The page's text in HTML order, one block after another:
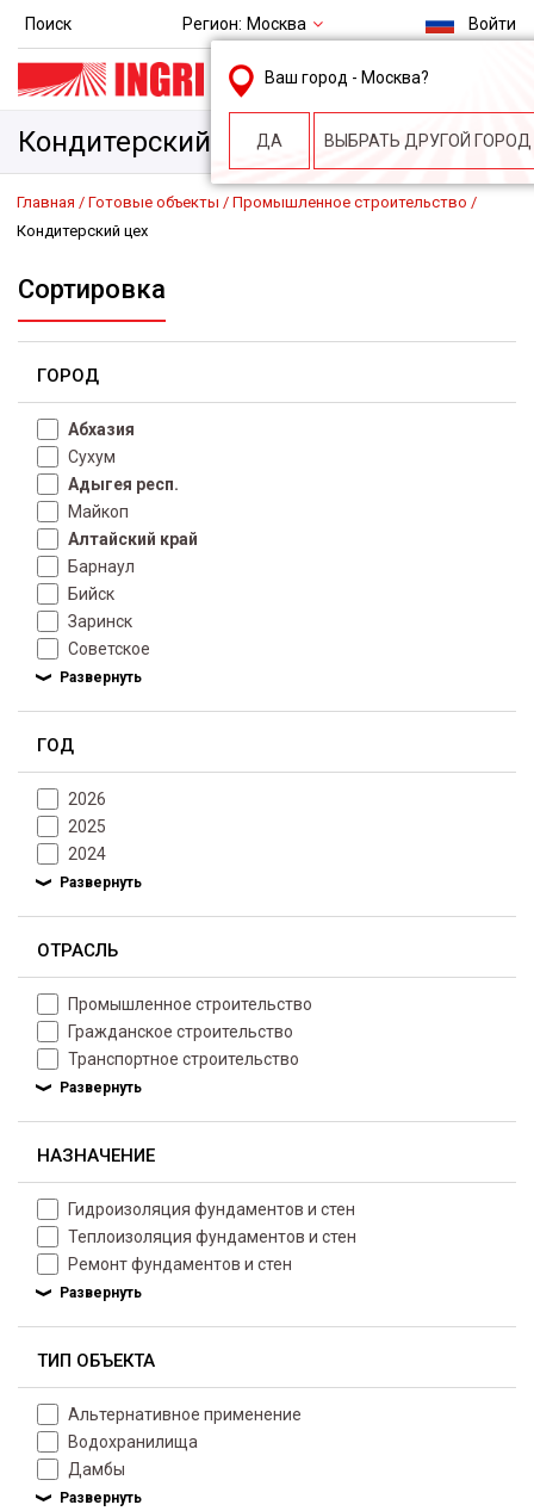
Поиск Регион: Москва
Ваш город - Москва?
ДА ВЫБРАТЬ ДРУГОЙ ГОРОД
Войти
msk@ingri.ru
пн. – пт.: 9.00-18.00
Кондитерский цех
Главная Готовые объекты
Промышленное строительство
Кондитерский цех
Сортировка
ГОРОД
Абхазия
Сухум
Адыгея респ.
Майкоп
Алтайский край
Барнаул
Бийск
Заринск
Советское
ГОД
2026
2025
2024
ОТРАСЛЬ
Промышленное строительство
Гражданское строительство
Транспортное строительство
НАЗНАЧЕНИЕ
Гидроизоляция фундаментов и стен
Теплоизоляция фундаментов и стен
Ремонт фундаментов и стен
ТИП ОБЪЕКТА
Альтернативное применение
Водохранилища
Дамбы